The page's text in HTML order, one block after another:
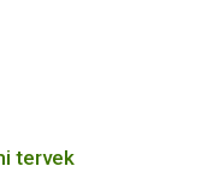
tervek